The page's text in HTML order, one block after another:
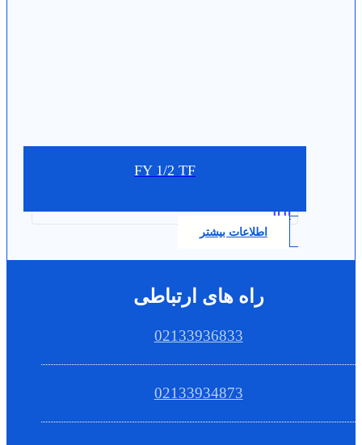
FY 1/2 TF
0.0
اطلاعات بیشتر
راه های ارتباطی
02133936833
02133934873